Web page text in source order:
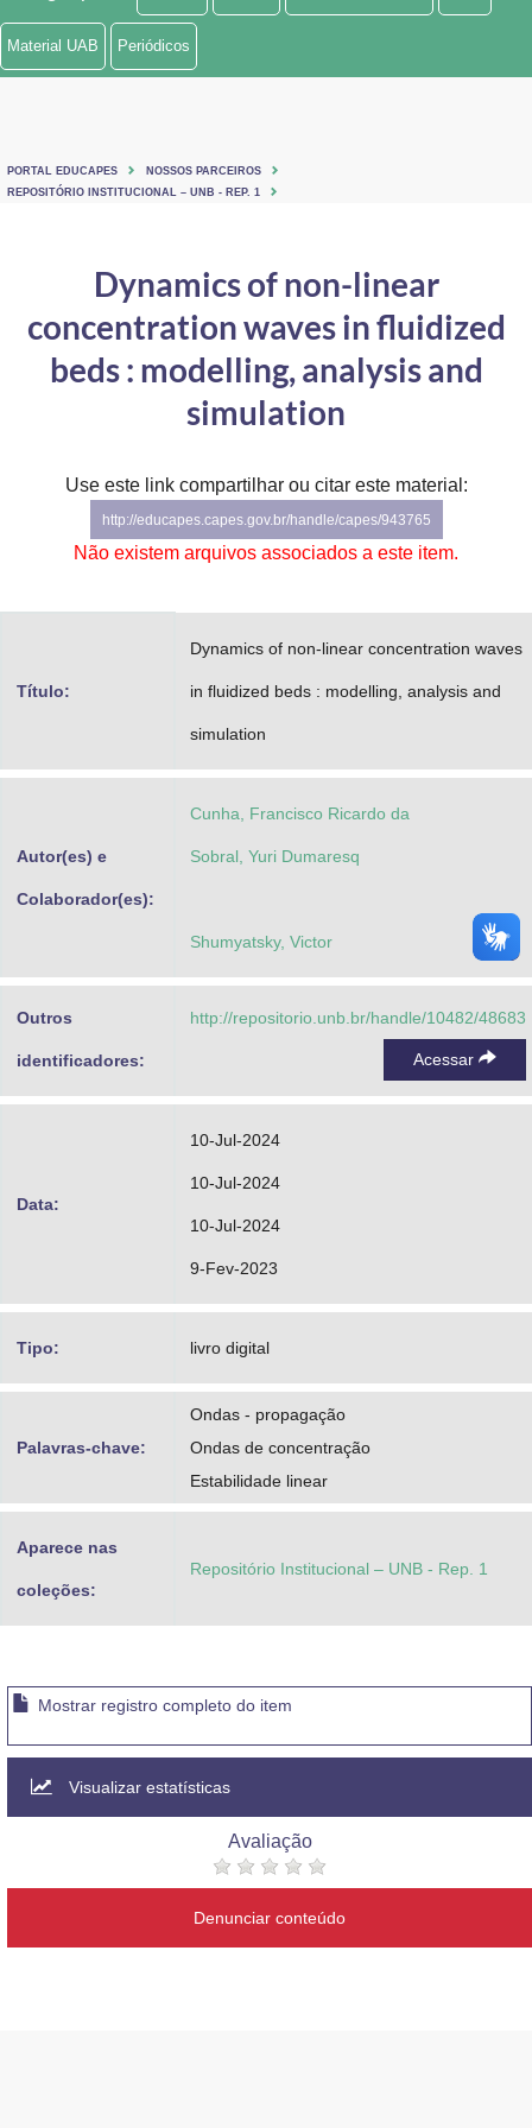
Ministério de Minas e Energia
Ministério do Turismo
Controladoria-Geral da União
Gabinete de Segurança Institucional
Advocacia-Geral da União
Material UAB Periódicos
PORTAL EDUCAPES
NOSSOS PARCEIROS
REPOSITÓRIO INSTITUCIONAL – UNB - REP. 1
Dynamics of non-linear
concentration waves in fluidized
beds : modelling, analysis and
simulation
Use este link compartilhar ou citar este material:
http://educapes.capes.gov.br/handle/capes/943765
Não existem arquivos associados a este item.
Título:
Dynamics of non-linear concentration waves
in fluidized beds : modelling, analysis and
simulation
Autor(es) e
Colaborador(es):
Cunha, Francisco Ricardo da
Sobral, Yuri Dumaresq
Shumyatsky, Victor
Outros
identificadores:
http://repositorio.unb.br/handle/10482/48683
Acessar
Data:
10-Jul-2024
10-Jul-2024
10-Jul-2024
9-Fev-2023
Tipo: livro digital
Palavras-chave:
Ondas - propagação
Ondas de concentração
Estabilidade linear
Aparece nas
coleções:
Repositório Institucional – UNB - Rep. 1
Mostrar registro completo do item
Visualizar estatísticas
Avaliação
Denunciar conteúdo